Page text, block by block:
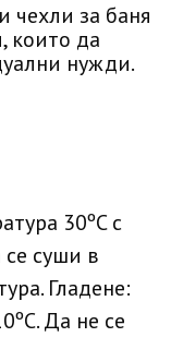
чехли за баня
които да
нужди.
30ºC с
суши в
Гладене:
Да не се